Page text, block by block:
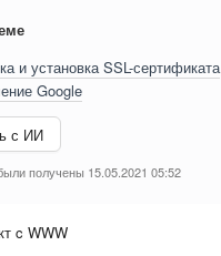
и установка SSL-сертификата
Google
с ИИ
получены 15.05.2021 05:52
c WWW